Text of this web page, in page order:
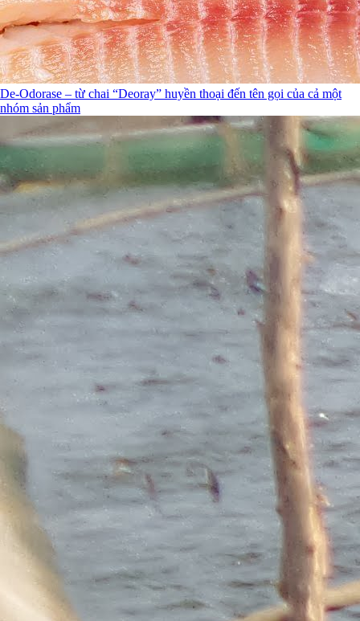
De-Odorase – từ chai “Deoray” huyền thoại đến tên gọi của cả một
nhóm sản phẩm